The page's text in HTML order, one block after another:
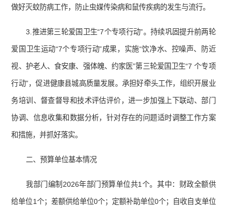
做好灭蚊防病工作，防止虫媒传染病和鼠传疾病的发生与流行。
3.推进第三轮爱国卫生“7个专项行动”。持续巩固提升前两轮
爱国卫生运动“7个专项行动”成果，实施“饮净水、控噪声、防近
视、护老人、食安康、强体魄、约家医”第三轮爱国卫生“7 个专项
行动”，促进健康县城高质量发展。承担好牵头工作，组织开展业
务培训、督查督导和技术评估评价，进一步加强上下联动、部门
协调、信息收集和数据分析，针对存在的问题适时调整工作方案
和措施，并抓好落实。
二、预算单位基本情况
我部门编制2026年部门预算单位共1个。其中：财政全额供
给单位1个；差额供给单位0个；定额补助单位0个；自收自支单位